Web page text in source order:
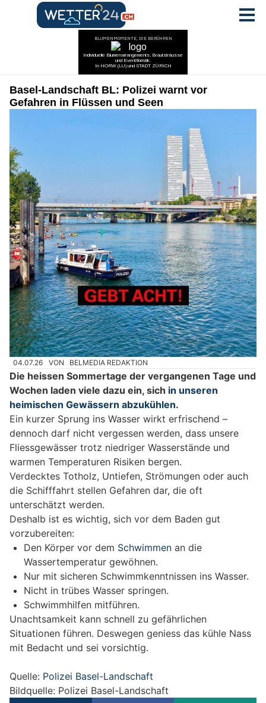
Basel-Landschaft BL: Polizei warnt vor
Gefahren in Flüssen und Seen
04.07.26 VON BELMEDIA REDAKTION
Die heissen Sommertage der vergangenen Tage und
Wochen laden viele dazu ein, sich in unseren
heimischen Gewässern abzukühlen.
Ein kurzer Sprung ins Wasser wirkt erfrischend –
dennoch darf nicht vergessen werden, dass unsere
Fliessgewässer trotz niedriger Wasserstände und
warmen Temperaturen Risiken bergen.
Verdecktes Totholz, Untiefen, Strömungen oder auch
die Schifffahrt stellen Gefahren dar, die oft
unterschätzt werden.
Deshalb ist es wichtig, sich vor dem Baden gut
vorzubereiten:
Den Körper vor dem Schwimmen an die
Wassertemperatur gewöhnen.
Nur mit sicheren Schwimmkenntnissen ins Wasser.
Nicht in trübes Wasser springen.
Schwimmhilfen mitführen.
Unachtsamkeit kann schnell zu gefährlichen
Situationen führen. Deswegen geniess das kühle Nass
mit Bedacht und sei vorsichtig.
Quelle: Polizei Basel-Landschaft
Bildquelle: Polizei Basel-Landschaft